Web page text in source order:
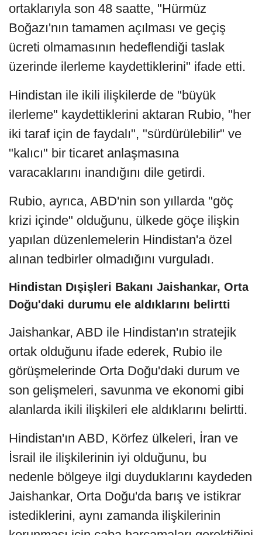
ortaklarıyla son 48 saatte, "Hürmüz
Boğazı'nın tamamen açılması ve geçiş
ücreti olmamasının hedeflendiği taslak
üzerinde ilerleme kaydettiklerini" ifade etti.
Hindistan ile ikili ilişkilerde de "büyük
ilerleme" kaydettiklerini aktaran Rubio, "her
iki taraf için de faydalı", "sürdürülebilir" ve
"kalıcı" bir ticaret anlaşmasına
varacaklarını inandığını dile getirdi.​​​​​​​
Rubio, ayrıca, ABD'nin son yıllarda "göç
krizi içinde" olduğunu, ülkede göçe ilişkin
yapılan düzenlemelerin Hindistan'a özel
alınan tedbirler olmadığını vurguladı.
Hindistan Dışişleri Bakanı Jaishankar, Orta
Doğu'daki durumu ele aldıklarını belirtti
Jaishankar, ABD ile Hindistan'ın stratejik
ortak olduğunu ifade ederek, Rubio ile
görüşmelerinde Orta Doğu'daki durum ve
son gelişmeleri, savunma ve ekonomi gibi
alanlarda ikili ilişkileri ele aldıklarını belirtti.
Hindistan'ın ABD, Körfez ülkeleri, İran ve
İsrail ile ilişkilerinin iyi olduğunu, bu
nedenle bölgeye ilgi duyduklarını kaydeden
Jaishankar, Orta Doğu'da barış ve istikrar
istediklerini, aynı zamanda ilişkilerinin